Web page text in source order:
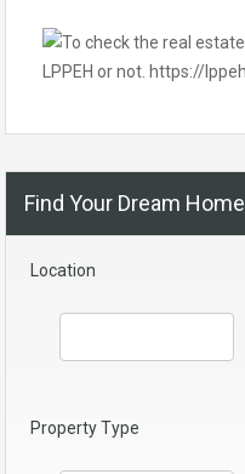
Find Your Dream Home
Location
Property Type